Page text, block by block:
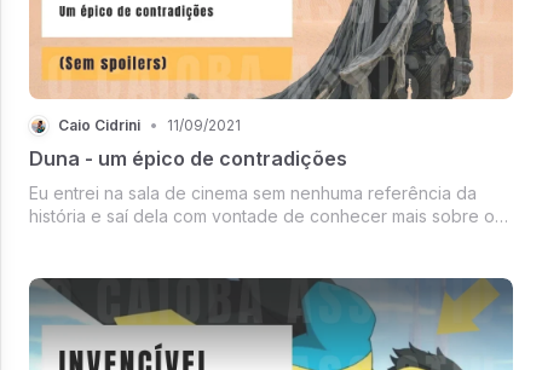
Caio Cidrini • 11/09/2021
Duna - um épico de contradições
Eu entrei na sala de cinema sem nenhuma referência da
história e saí dela com vontade de conhecer mais sobre o
daquele meio.